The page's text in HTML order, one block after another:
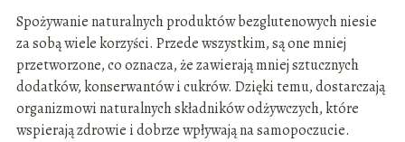
Spożywanie naturalnych produktów bezglutenowych niesie
za sobą wiele korzyści. Przede wszystkim, są one mniej
przetworzone, co oznacza, że zawierają mniej sztucznych
dodatków, konserwantów i cukrów. Dzięki temu, dostarczają
organizmowi naturalnych składników odżywczych, które
wspierają zdrowie i dobrze wpływają na samopoczucie.